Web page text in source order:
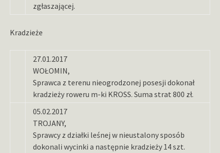
zgłaszającej.
Kradzieże
27.01.2017
WOŁOMIN,
Sprawca z terenu nieogrodzonej posesji dokonał
kradzieży roweru m-ki KROSS. Suma strat 800 zł.
05.02.2017
TROJANY,
Sprawcy z działki leśnej w nieustalony sposób
dokonali wycinki a następnie kradzieży 14 szt.